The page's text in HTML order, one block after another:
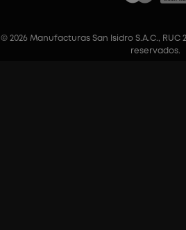
© 2026 Manufacturas San Isidro S.A.C., RUC
reservados.